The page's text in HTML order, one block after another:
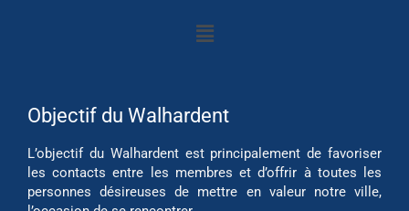
Objectif du Walhardent
L’objectif du Walhardent est principalement de favoriser
les contacts entre les membres et d’offrir à toutes les
personnes désireuses de mettre en valeur notre ville,